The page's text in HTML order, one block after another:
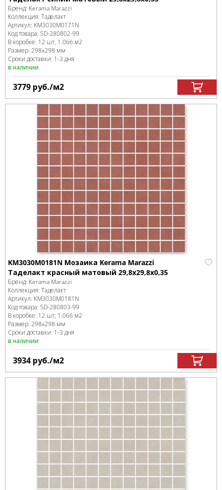
Бренд: Kerama Marazzi
Коллекция: Таделакт
Артикул: KM3030M0171N
Код товара: SD-280802-99
В коробке: 12 шт, 1.066 м2
Размер: 298x298 мм
Сроки доставки: 1-3 дня
в наличии
3779 руб./м2
KM3030M0181N Мозаика Kerama Marazzi
Таделакт красный матовый 29,8x29,8x0,35
Бренд: Kerama Marazzi
Коллекция: Таделакт
Артикул: KM3030M0181N
Код товара: SD-280803-99
В коробке: 12 шт, 1.066 м2
Размер: 298x298 мм
Сроки доставки: 1-3 дня
в наличии
3934 руб./м2